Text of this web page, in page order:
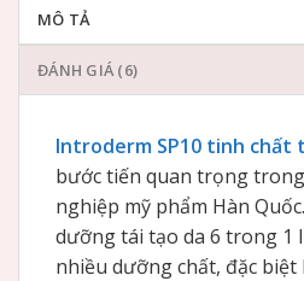
MÔ TẢ
ĐÁNH GIÁ (6)
Introderm SP10 tinh chất
bước tiến quan trọng
nghiệp mỹ phẩm Hàn
dưỡng tái tạo da 6 trong 1
nhiều dưỡng chất, đặc biệt